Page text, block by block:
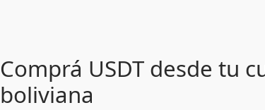
Comprá USDT desde tu
boliviana